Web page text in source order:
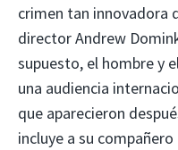
crimen tan innovadora
director Andrew
supuesto, el hombre y
una audiencia
que aparecieron
incluye a su